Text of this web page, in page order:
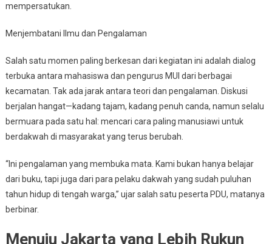
mempersatukan.
Menjembatani Ilmu dan Pengalaman
Salah satu momen paling berkesan dari kegiatan ini adalah dialog
terbuka antara mahasiswa dan pengurus MUI dari berbagai
kecamatan. Tak ada jarak antara teori dan pengalaman. Diskusi
berjalan hangat—kadang tajam, kadang penuh canda, namun selalu
bermuara pada satu hal: mencari cara paling manusiawi untuk
berdakwah di masyarakat yang terus berubah.
“Ini pengalaman yang membuka mata. Kami bukan hanya belajar
dari buku, tapi juga dari para pelaku dakwah yang sudah puluhan
tahun hidup di tengah warga,” ujar salah satu peserta PDU, matanya
berbinar.
Menuju Jakarta yang Lebih Rukun